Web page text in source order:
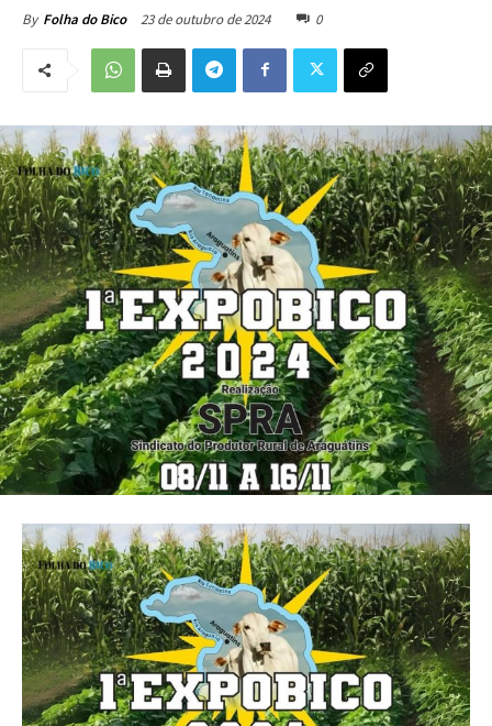
By Folha do Bico 23 de outubro de 2024 0